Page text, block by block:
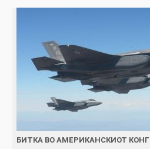
БИТКА ВО АМЕРИКАНСКИОТ